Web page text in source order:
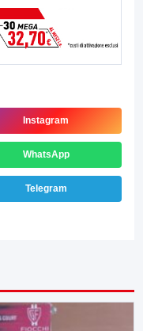
Instagram
WhatsApp
Telegram